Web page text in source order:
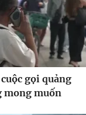
gọi quảng
mong muốn